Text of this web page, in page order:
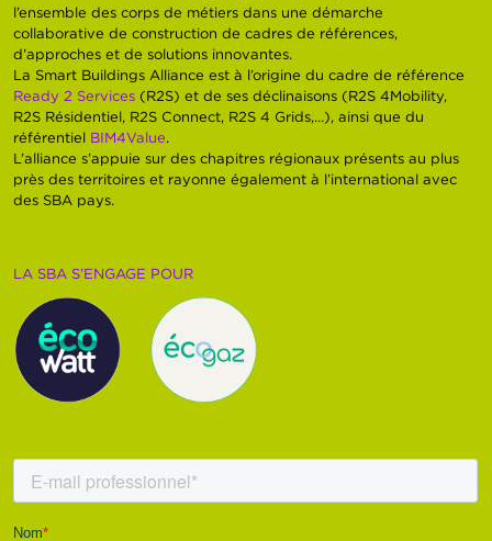
l’ensemble des corps de métiers dans une démarche
collaborative de construction de cadres de références,
d’approches et de solutions innovantes.
La Smart Buildings Alliance est à l’origine du cadre de référence
Ready 2 Services (R2S) et de ses déclinaisons (R2S 4Mobility,
R2S Résidentiel, R2S Connect, R2S 4 Grids,…), ainsi que du
référentiel BIM4Value
L’alliance s’appuie sur des chapitres régionaux présents au plus
près des territoires et rayonne également à l’international avec
des SBA pays.
LA SBA S’ENGAGE POUR